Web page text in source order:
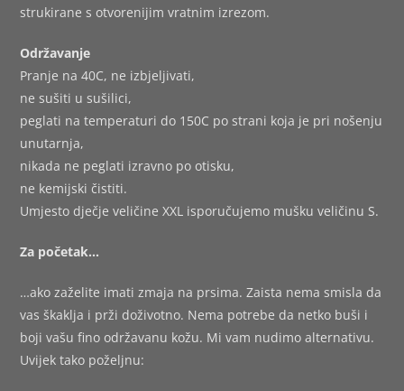
strukirane s otvorenijim vratnim izrezom.
Održavanje
Pranje na 40C, ne izbjeljivati,
ne sušiti u sušilici,
peglati na temperaturi do 150C po strani koja je pri nošenju
unutarnja,
nikada ne peglati izravno po otisku,
ne kemijski čistiti.
Umjesto dječje veličine XXL isporučujemo mušku veličinu S.
Za početak…
…ako zaželite imati zmaja na prsima. Zaista nema smisla da
vas škaklja i prži doživotno. Nema potrebe da netko buši i
boji vašu fino održavanu kožu. Mi vam nudimo alternativu.
Uvijek tako poželjnu: